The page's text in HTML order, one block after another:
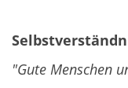
"Gute Menschen